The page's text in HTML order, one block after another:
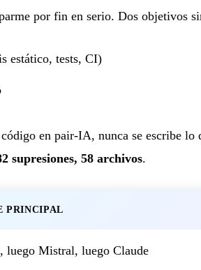
por fin en serio. Dos objetivos
estático, tests, CI)
en pair-IA, nunca se escribe
supresiones, 58 archivos.
PRINCIPAL
luego Mistral, luego Claude